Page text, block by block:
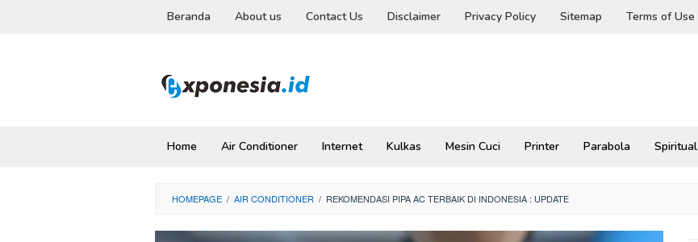
Beranda About us Contact Us Disclaimer Privacy Policy Sitemap Terms of Use
Home Air Conditioner Internet Kulkas Mesin Cuci Printer Parabola Spiritual
HOMEPAGE / AIR CONDITIONER / REKOMENDASI PIPA AC TERBAIK DI INDONESIA : UPDATE